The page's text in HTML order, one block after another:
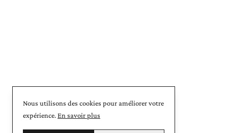
Nous utilisons des cookies pour améliorer votre
expérience.En savoir plus